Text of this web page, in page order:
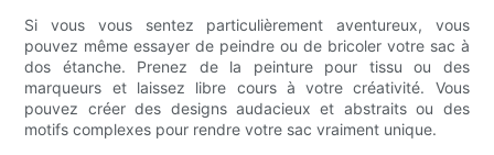
Si vous vous sentez particulièrement aventureux, vous
pouvez même essayer de peindre ou de bricoler votre sac à
dos étanche. Prenez de la peinture pour tissu ou des
marqueurs et laissez libre cours à votre créativité. Vous
pouvez créer des designs audacieux et abstraits ou des
motifs complexes pour rendre votre sac vraiment unique.